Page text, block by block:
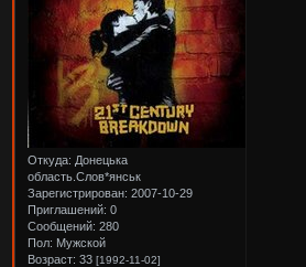
Откуда: Донецька
область.Слов*янськ
Зарегистрирован: 2007-10-29
Приглашений: 0
Сообщений: 280
Пол: Мужской
Возраст: 33[1992-11-02]